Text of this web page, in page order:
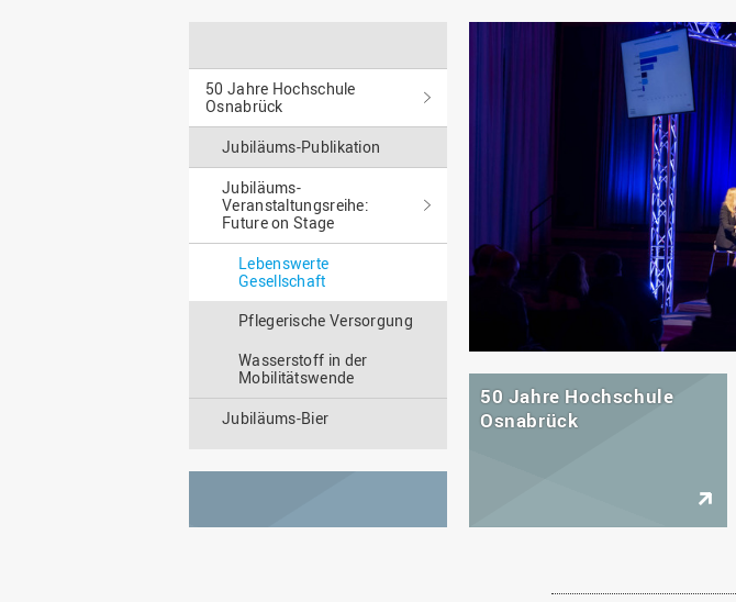
50 Jahre Hochschule
Osnabrück
Jubiläums-Publikation
Jubiläums-
Veranstaltungsreihe:
Future on Stage
Lebenswerte
Gesellschaft
Pflegerische Versorgung
Wasserstoff in der
Mobilitätswende
Jubiläums-Bier
50 Jahre Hochschule
Osnabrück